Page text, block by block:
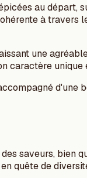
au
à travers
une
caractère unique
d'une
saveurs,
quête de